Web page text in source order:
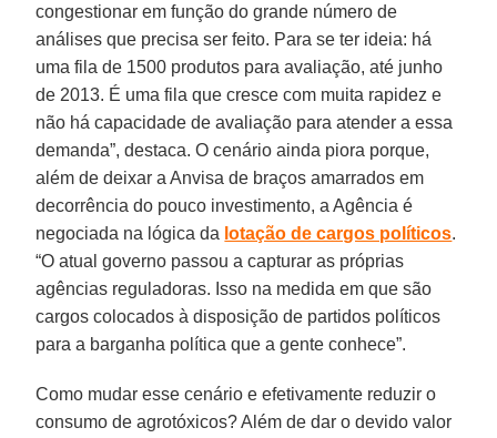
congestionar em função do grande número de
análises que precisa ser feito. Para se ter ideia: há
uma fila de 1500 produtos para avaliação, até junho
de 2013. É uma fila que cresce com muita rapidez e
não há capacidade de avaliação para atender a essa
demanda”, destaca. O cenário ainda piora porque,
além de deixar a Anvisa de braços amarrados em
decorrência do pouco investimento, a Agência é
negociada na lógica da lotação de cargos políticos.
“O atual governo passou a capturar as próprias
agências reguladoras. Isso na medida em que são
cargos colocados à disposição de partidos políticos
para a barganha política que a gente conhece”.
Como mudar esse cenário e efetivamente reduzir o
consumo de agrotóxicos? Além de dar o devido valor